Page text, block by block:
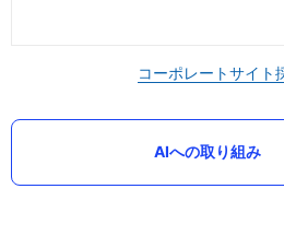
コーポレートサイト
AIへの取り組み